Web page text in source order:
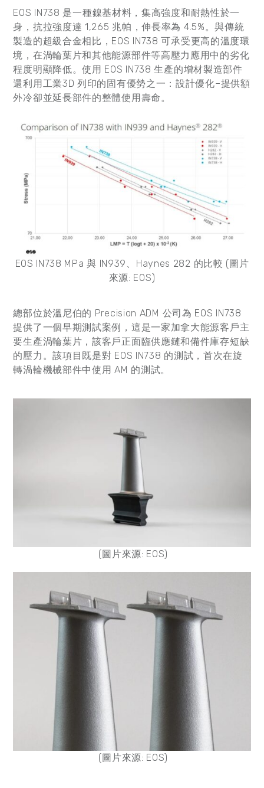
EOS IN738 是一種鎳基材料，集高強度和耐熱性於一
身，抗拉強度達 1,265 兆帕，伸長率為 4.5%。與傳統
製造的超級合金相比，EOS IN738 可承受更高的溫度環
境，在渦輪葉片和其他能源部件等高壓力應用中的劣化
程度明顯降低。使用 EOS IN738 生產的增材製造部件
還利用工業3D 列印的固有優勢之一：設計優化–提供額
外冷卻並延長部件的整體使用壽命。
EOS IN738 MPa 與 IN939、Haynes 282 的比較 (圖片
來源: EOS)
總部位於溫尼伯的 Precision ADM 公司為 EOS IN738
提供了一個早期測試案例，這是一家加拿大能源客戶主
要生產渦輪葉片，該客戶正面臨供應鏈和備件庫存短缺
的壓力。該項目既是對 EOS IN738 的測試，首次在旋
轉渦輪機械部件中使用 AM 的測試。
(圖片來源: EOS)
(圖片來源: EOS)